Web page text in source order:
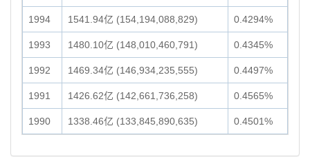
1994 1541.94亿 (154,194,088,829) 0.4294%
1993 1480.10亿 (148,010,460,791) 0.4345%
1992 1469.34亿 (146,934,235,555) 0.4497%
1991 1426.62亿 (142,661,736,258) 0.4565%
1990 1338.46亿 (133,845,890,635) 0.4501%